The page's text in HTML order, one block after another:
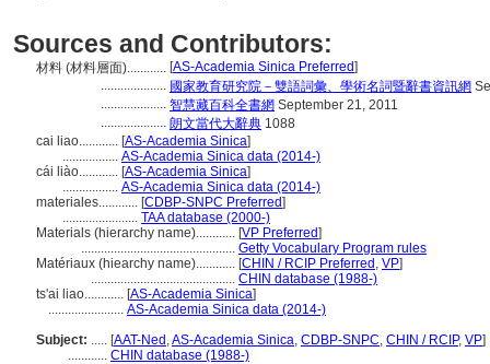
Sources and Contributors:
材料 (材料層面)............ [AS-Academia Sinica Preferred]
.................... 國家教育研究院－雙語詞彙、學術名詞暨辭書資訊網
.................... 智慧藏百科全書網 September 21, 2011
.................... 朗文當代大辭典 1088
cai liao............ [AS-Academia Sinica]
................. AS-Academia Sinica data (2014-)
cái liào............ [AS-Academia Sinica]
................. AS-Academia Sinica data (2014-)
materiales............ [CDBP-SNPC Preferred]
....................... TAA database (2000-)
Materials (hierarchy name)............ [VP Preferred]
............................................... Getty Vocabulary Program rules
Matériaux (hiearchy name)............ [CHIN / RCIP Preferred , VP]
............................................ CHIN database (1988-)
ts'ai liao............ [AS-Academia Sinica]
....................... AS-Academia Sinica data (2014-)
Subject: ..... [AAT-Ned ,AS-Academia Sinica, CDBP-SNPC, CHIN / RCIP, VP]
............ CHIN database (1988-)